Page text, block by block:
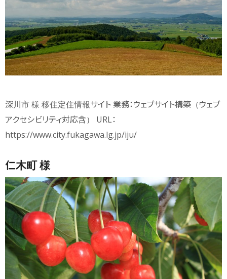
深川市 様 移住定住情報サイト 業務：ウェブサイト構築（ウェブ
アクセシビリティ対応含） URL：
https://www.city.fukagawa.lg.jp/iju/
仁木町 様